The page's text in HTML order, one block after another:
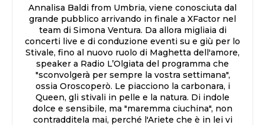
Annalisa Baldi from Umbria, viene conosciuta dal
grande pubblico arrivando in finale a XFactor nel
team di Simona Ventura. Da allora migliaia di
concerti live e di conduzione eventi su e giù per lo
Stivale, fino al nuovo ruolo di Maghetta dell'amore,
speaker a Radio L’Olgiata del programma che
"sconvolgerà per sempre la vostra settimana",
ossia Oroscoperò. Le piacciono la carbonara, i
Queen, gli stivali in pelle e la natura. Di indole
dolce e sensibile, ma "maremma ciuchina", non
contradditela mai, perché l'Ariete che è in lei vi